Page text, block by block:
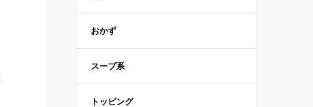
おかず
スープ系
トッピング